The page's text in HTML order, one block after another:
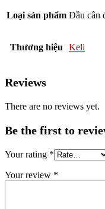
Loại sản phẩm Đầu cân
Thương hiệu Keli
Reviews
There are no reviews yet.
Be the first to
Your rating *
Your review *